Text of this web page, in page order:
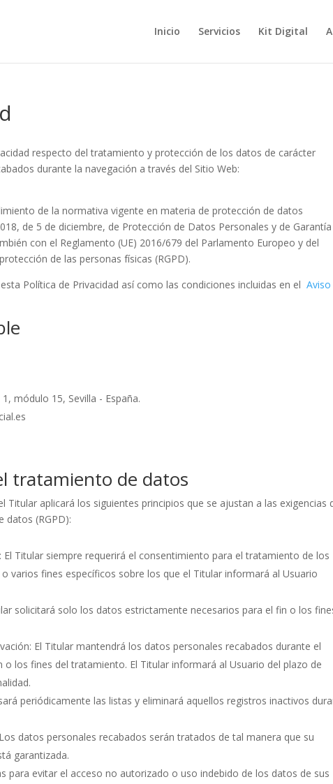
Inicio Servicios Kit Digital
respecto del tratamiento y protección de los datos de carácter
durante la navegación a través del Sitio Web:
de la normativa vigente en materia de protección de datos
de 5 de diciembre, de Protección de Datos Personales y de
con el Reglamento (UE) 2016/679 del Parlamento Europeo y del
de las personas físicas (RGPD).
Política de Privacidad así como las condiciones incluidas en elAviso
módulo 15, Sevilla - España.
tratamiento de datos
Titular aplicará los siguientes principios que se ajustan a las exigencias
datos (RGPD):
El Titular siempre requerirá el consentimiento para el tratamiento de los
varios fines específicos sobre los que el Titular informará al Usuario
solicitará solo los datos estrictamente necesarios para el fin o los
El Titular mantendrá los datos personales recabados durante el
los fines del tratamiento. El Titular informará al Usuario del plazo de
periódicamente las listas y eliminará aquellos registros inactivos
datos personales recabados serán tratados de tal manera que su
garantizada.
para evitar el acceso no autorizado o uso indebido de los datos de sus